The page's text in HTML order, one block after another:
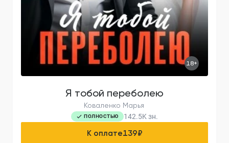
18+
Я тобой переболею
Коваленко Марья
ПОЛНОСТЬЮ 142.5K зн.
К оплате139₽